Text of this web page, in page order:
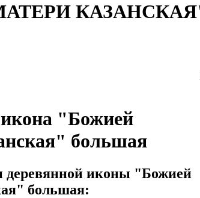
КАЗАНСКАЯ"
"Божией
большая
деревянной иконы "Божией
большая: